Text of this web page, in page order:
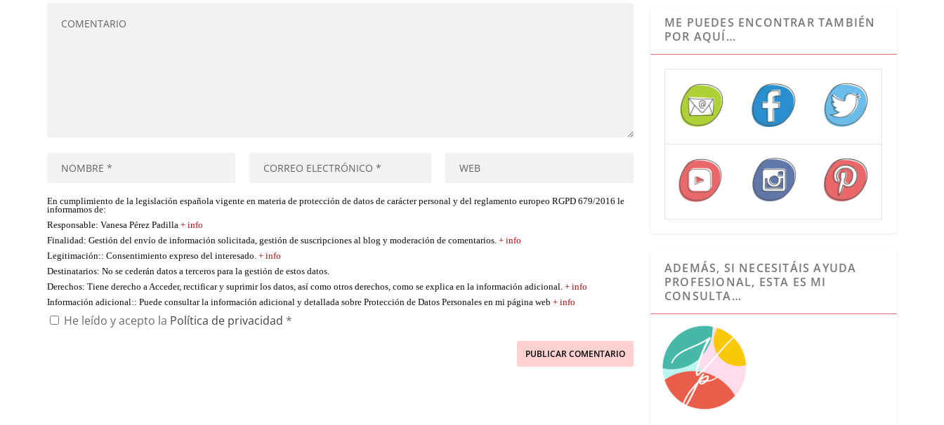
En cumplimiento de la legislación española vigente en materia de protección de datos de carácter personal y del reglamento europeo RGPD 679/2016 le
informamos de:
Responsable: Vanesa Pérez Padilla+ info
Finalidad: Gestión del envío de información solicitada, gestión de suscripciones al blog y moderación de comentarios.+ info
Legitimación:: Consentimiento expreso del interesado.+ info
Destinatarios: No se cederán datos a terceros para la gestión de estos datos.
Derechos: Tiene derecho a Acceder, rectificar y suprimir los datos, así como otros derechos, como se explica en la información adicional.+ info
Información adicional:: Puede consultar la información adicional y detallada sobre Protección de Datos Personales en mi página web+ info
He leído y acepto la Política de privacidad *
ME PUEDES ENCONTRAR TAMBIÉN
POR AQUÍ…
ADEMÁS, SI NECESITÁIS AYUDA
PROFESIONAL, ESTA ES MI
CONSULTA…